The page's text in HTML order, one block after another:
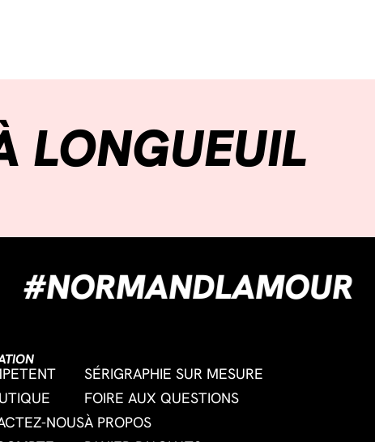
LONGUEUIL
NOUS
SÉRIGRAPHIE SUR MESURE
FOIRE AUX QUESTIONS
À PROPOS